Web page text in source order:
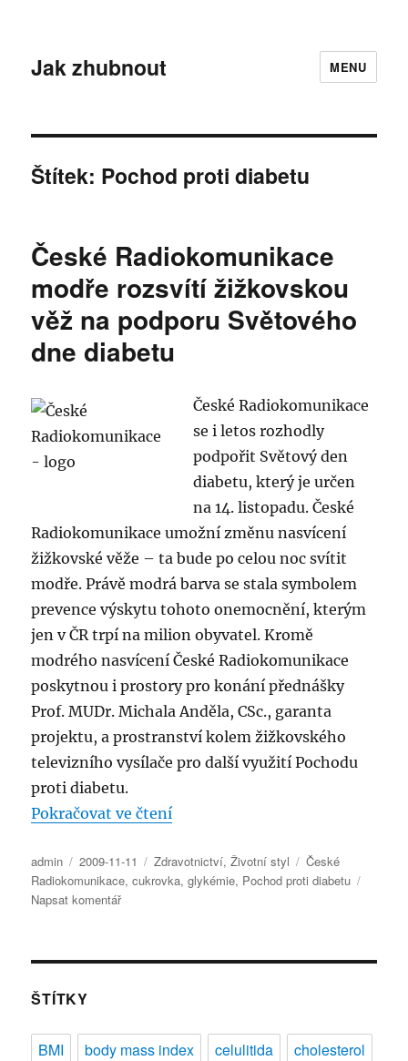
Jak zhubnout MENU
Štítek: Pochod proti diabetu
České Radiokomunikace
modře rozsvítí žižkovskou
věž na podporu Světového
dne diabetu
České Radiokomunikace
se i letos rozhodly
podpořit Světový den
diabetu, který je určen
na 14. listopadu. České
Radiokomunikace umožní změnu nasvícení
žižkovské věže – ta bude po celou noc svítit
modře. Právě modrá barva se stala symbolem
prevence výskytu tohoto onemocnění, kterým
jen v ČR trpí na milion obyvatel. Kromě
modrého nasvícení České Radiokomunikace
poskytnou i prostory pro konání přednášky
Prof. MUDr. Michala Anděla, CSc., garanta
projektu, a prostranství kolem žižkovského
televizního vysílače pro další využití Pochodu
proti diabetu.
Pokračovat ve čtení„České Radiokomunikace
Autor:
admin Publikováno:
2009-11-11 Rubriky:
Zdravotnictví,Životní styl Štítky:
České
Radiokomunikace,cukrovka,glykémie, Pochod proti diabetu
Napsat komentářpro
názvem
rozsvítí
žižkovskou
ŠTÍTKY
BMI body mass index celulitida
cholesterol